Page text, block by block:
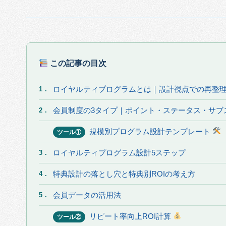
この記事の目次
1． ロイヤルティプログラムとは｜設計視点での再整
2． 会員制度の3タイプ｜ポイント・ステータス・サブ
ツール① 規模別プログラム設計テンプレート
3． ロイヤルティプログラム設計5ステップ
4． 特典設計の落とし穴と特典別ROIの考え方
5． 会員データの活用法
ツール② リピート率向上ROI計算